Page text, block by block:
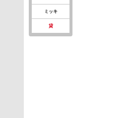
ミッキ
貸